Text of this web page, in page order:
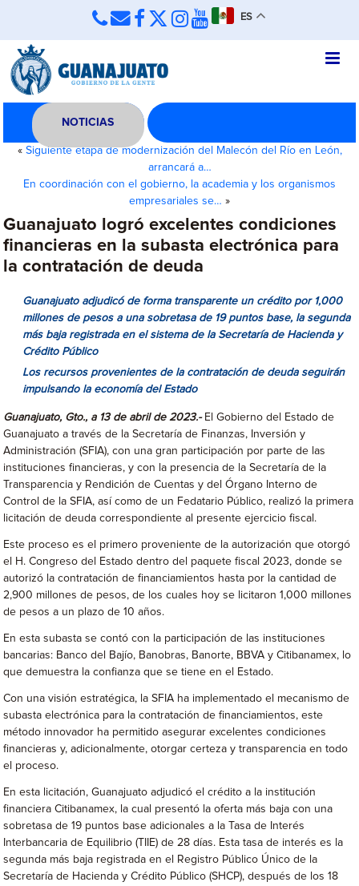
ES
NOTICIAS
« Siguiente etapa de modernización del Malecón del Río en León,
arrancará a…
En coordinación con el gobierno, la academia y los organismos
empresariales se… »
Guanajuato logró excelentes condiciones
financieras en la subasta electrónica para
la contratación de deuda
Guanajuato adjudicó de forma transparente un crédito por 1,000
millones de pesos a una sobretasa de 19 puntos base, la segunda
más baja registrada en el sistema de la Secretaría de Hacienda y
Crédito Público
Los recursos provenientes de la contratación de deuda seguirán
impulsando la economía del Estado
Guanajuato, Gto., a 13 de abril de 2023.-El Gobierno del Estado de
Guanajuato a través de la Secretaría de Finanzas, Inversión y
Administración (SFIA), con una gran participación por parte de las
instituciones financieras, y con la presencia de la Secretaría de la
Transparencia y Rendición de Cuentas y del Órgano Interno de
Control de la SFIA, así como de un Fedatario Público, realizó la primera
licitación de deuda correspondiente al presente ejercicio fiscal.
Este proceso es el primero proveniente de la autorización que otorgó
el H. Congreso del Estado dentro del paquete fiscal 2023, donde se
autorizó la contratación de financiamientos hasta por la cantidad de
2,900 millones de pesos, de los cuales hoy se licitaron 1,000 millones
de pesos a un plazo de 10 años.
En esta subasta se contó con la participación de las instituciones
bancarias: Banco del Bajío, Banobras, Banorte, BBVA y Citibanamex, lo
que demuestra la confianza que se tiene en el Estado.
Con una visión estratégica, la SFIA ha implementado el mecanismo de
subasta electrónica para la contratación de financiamientos, este
método innovador ha permitido asegurar excelentes condiciones
financieras y, adicionalmente, otorgar certeza y transparencia en todo
el proceso.
En esta licitación, Guanajuato adjudicó el crédito a la institución
financiera Citibanamex, la cual presentó la oferta más baja con una
sobretasa de 19 puntos base adicionales a la Tasa de Interés
Interbancaria de Equilibrio (TIIE) de 28 días. Esta tasa de interés es la
segunda más baja registrada en el Registro Público Único de la
Secretaría de Hacienda y Crédito Público (SHCP), después de los 18